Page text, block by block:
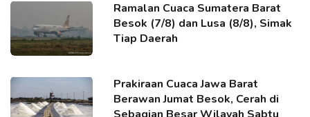
Ramalan Cuaca Sumatera Barat
Besok (7/8) dan Lusa (8/8), Simak
Tiap Daerah
Prakiraan Cuaca Jawa Barat
Berawan Jumat Besok, Cerah di